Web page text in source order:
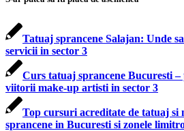
Tatuaj sprancene Salajan: Unde
servicii in sector 3
Curs tatuaj sprancene Bucuresti
viitorii make-up artisti in sector 3
Top cursuri acreditate de tatuaj si
sprancene in Bucuresti si zonele